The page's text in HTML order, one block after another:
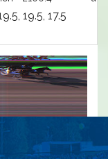
19.5, 17.5